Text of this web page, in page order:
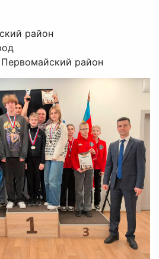
район
район